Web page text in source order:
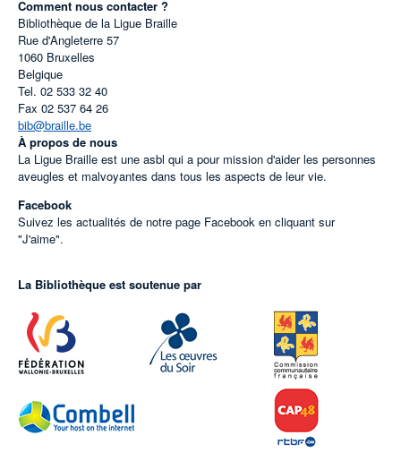
Comment nous contacter ?
Bibliothèque de la Ligue Braille
Rue d'Angleterre 57
1060 Bruxelles
Belgique
Tel. 02 533 32 40
Fax 02 537 64 26
bib@braille.be
À propos de nous
La Ligue Braille est une asbl qui a pour mission d'aider les personnes
aveugles et malvoyantes dans tous les aspects de leur vie.
Facebook
Suivez les actualités de notre page Facebook en cliquant sur
"J'aime".
La Bibliothèque est soutenue par